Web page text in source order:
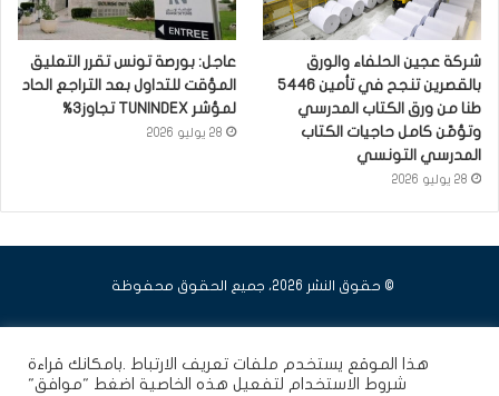
شركة عجين الحلفاء والورق
بالقصرين تنجح في تأمين 5446
طنا من ورق الكتاب المدرسي
وتؤمّن كامل حاجيات الكتاب
المدرسي التونسي
28 يوليو 2026
عاجل: بورصة تونس تقرر التعليق
المؤقت للتداول بعد التراجع الحاد
لمؤشر TUNINDEX تجاوز3%
28 يوليو 2026
© حقوق النشر 2026، جميع الحقوق محفوظة
هذا الموقع يستخدم ملفات تعريف الارتباط .بامكانك قراءة
شروط الاستخدام لتفعيل هذه الخاصية اضغط "موافق"